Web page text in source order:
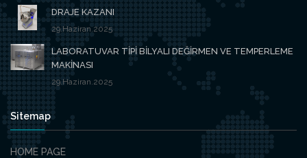
DRAJE KAZANI
29.Haziran.2025
LABORATUVAR TİPİ BİLYALI DEĞİRMEN VE TEMPERLEME
MAKİNASI
29.Haziran.2025
Sitemap
HOME PAGE